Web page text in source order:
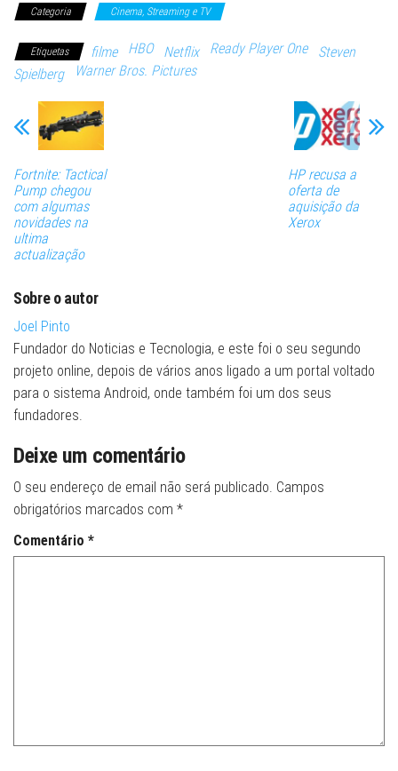
Categoria Cinema, Streaming e TV
Etiquetas filme HBO Netflix Ready Player One
Steven
Spielberg
Warner Bros. Pictures
Fortnite: Tactical
Pump chegou
com algumas
novidades na
ultima
actualização
HP recusa a
oferta de
aquisição da
Xerox
Sobre o autor
Joel Pinto
Fundador do Noticias e Tecnologia, e este foi o seu segundo
projeto online, depois de vários anos ligado a um portal voltado
para o sistema Android, onde também foi um dos seus
fundadores.
Deixe um comentário
O seu endereço de email não será publicado. Campos
obrigatórios marcados com *
Comentário *